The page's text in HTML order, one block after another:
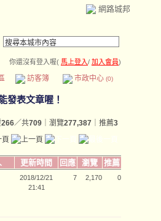
網路城邦
你還沒有登入喔( 馬上登入/ 加入會員)
訪客簿 市政中心 (0)
266／共709 ｜瀏覽277,387 ｜推薦3
更新時間 回應 瀏覽
推薦
2018/12/21
21:41
7 2,170 0